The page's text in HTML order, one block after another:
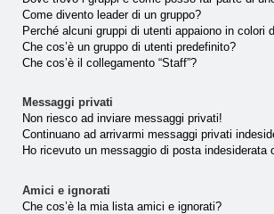
Come divento leader di un gruppo?
Perché alcuni gruppi di utenti appaiono in colori
Che cos’è un gruppo di utenti predefinito?
Che cos’è il collegamento “Staff”?
Messaggi privati
Non riesco ad inviare messaggi privati!
Continuano ad arrivarmi messaggi privati
Ho ricevuto un messaggio di posta indesiderata
Amici e ignorati
Che cos’è la mia lista amici e ignorati?